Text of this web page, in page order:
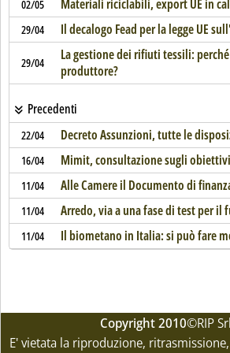
02/05 Materiali riciclabili, export UE in
29/04 Il decalogo Fead per la legge UE
29/04
La gestione dei rifiuti tessili:
produttore?
Precedenti
22/04 Decreto Assunzioni, tutte le
16/04 Mimit, consultazione sugli
11/04 Alle Camere il Documento di
11/04 Arredo, via a una fase di test per il
11/04 Il biometano in Italia: si può fare
Copyright 2010©RIP
E' vietata la riproduzione,